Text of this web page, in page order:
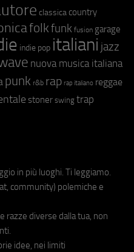
classica country
folkfunk fusion garage
indie pop italiani jazz
nuova musica italiana
punk r&b rap rap italiano reggae
stoner swing trap
in più luoghi. Ti leggiamo.
community) polemiche e
razze diverse dalla tua, non
idee, nei limiti